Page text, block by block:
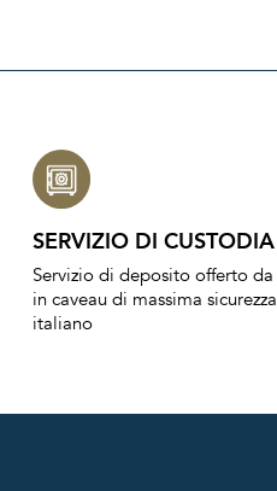
SERVIZIO DI CUSTODIA
Servizio di deposito offerto
in caveau di massima
italiano